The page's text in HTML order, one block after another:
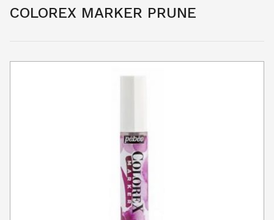
COLOREX MARKER PRUNE